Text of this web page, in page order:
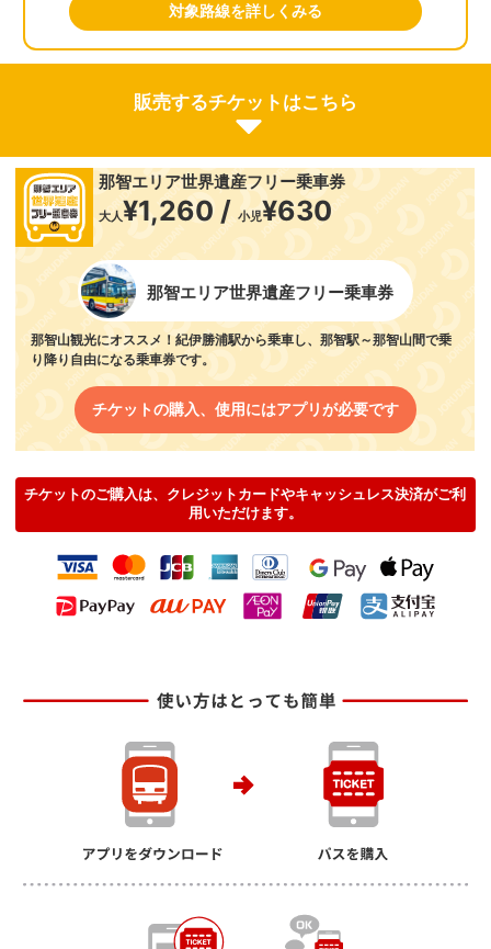
対象路線を詳しくみる
販売するチケットはこちら
那智エリア世界遺産フリー乗車券
大人¥1,260 /小児¥630
那智エリア世界遺産フリー乗車券
那智山観光にオススメ！紀伊勝浦駅から乗車し、那智駅～那智山間で乗
り降り自由になる乗車券です。
チケットの購入、使用にはアプリが必要です
チケットのご購入は、クレジットカードやキャッシュレス決済がご利
用いただけます。